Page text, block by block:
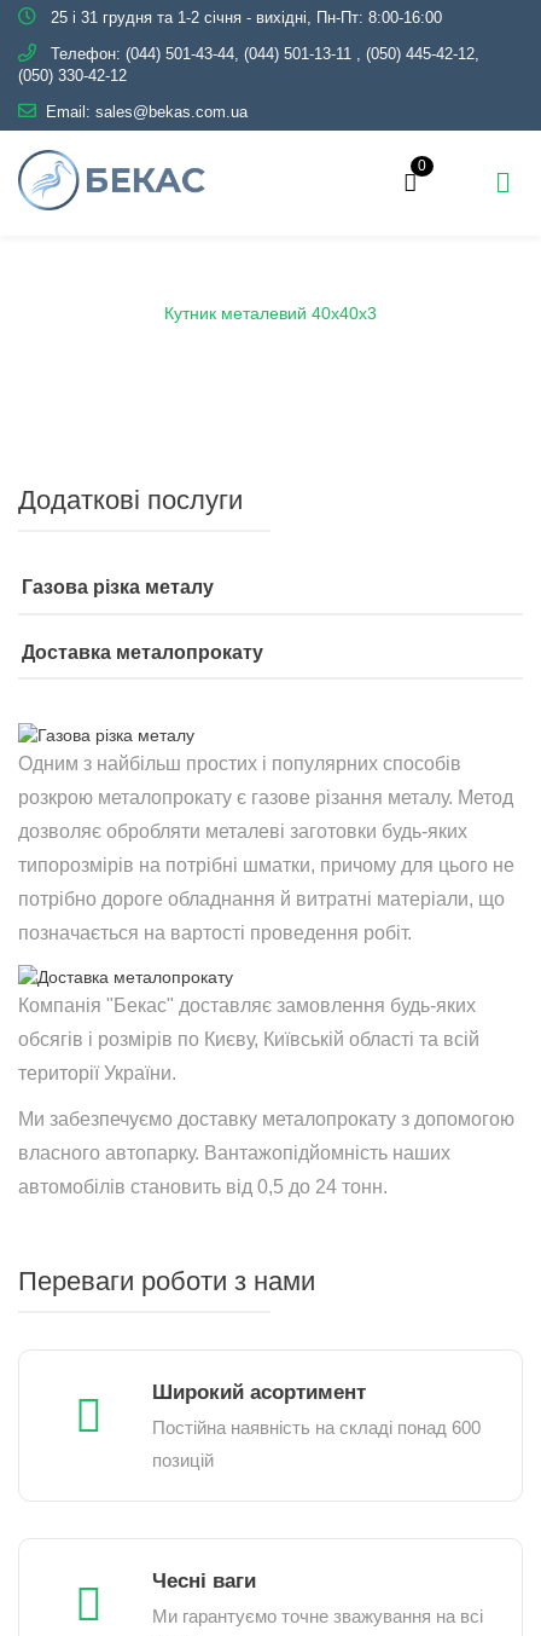
25 і 31 грудня та 1-2 січня - вихідні, Пн-Пт: 8:00-16:00
Телефон: (044) 501-43-44, (044) 501-13-11 , (050) 445-42-12,
(050) 330-42-12
Email: sales@bekas.com.ua
0
Кутник металевий 40х40х3
Додаткові послуги
Газова різка металу
Доставка металопрокату
Одним з найбільш простих і популярних способів
розкрою металопрокату є газове різання металу. Метод
дозволяє обробляти металеві заготовки будь-яких
типорозмірів на потрібні шматки, причому для цього не
потрібно дороге обладнання й витратні матеріали, що
позначається на вартості проведення робіт.
Компанія "Бекас" доставляє замовлення будь-яких
обсягів і розмірів по Києву, Київській області та всій
території України.
Ми забезпечуємо доставку металопрокату з допомогою
власного автопарку. Вантажопідйомність наших
автомобілів становить від 0,5 до 24 тонн.
Переваги роботи з нами
Широкий асортимент
Постійна наявність на складі понад 600
позицій
Чесні ваги
Ми гарантуємо точне зважування на всі